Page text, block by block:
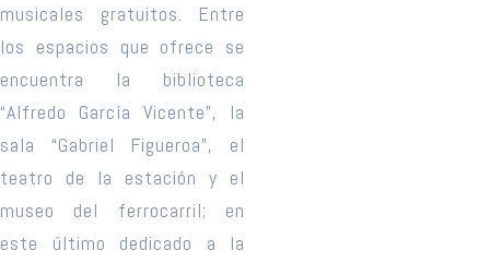
musicales gratuitos. Entre
los espacios que ofrece se
encuentra la biblioteca
“Alfredo García Vicente”, la
sala “Gabriel Figueroa”, el
teatro de la estación y el
museo del ferrocarril; en
este último dedicado a la